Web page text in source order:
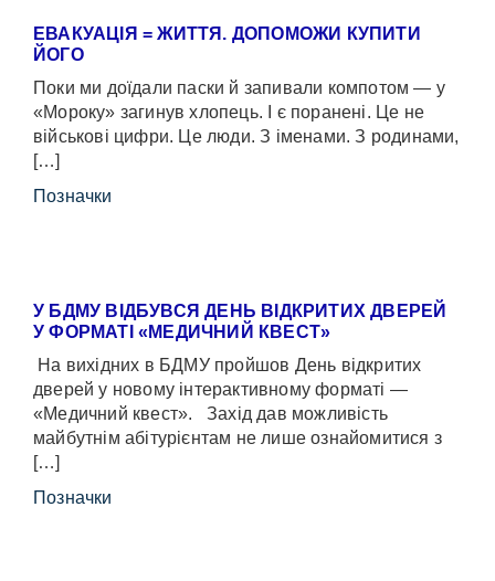
ЕВАКУАЦІЯ = ЖИТТЯ. ДОПОМОЖИ КУПИТИ
ЙОГО
Поки ми доїдали паски й запивали компотом — у
«Мороку» загинув хлопець. І є поранені. Це не
військові цифри. Це люди. З іменами. З родинами,
[…]
Позначки
У БДМУ ВІДБУВСЯ ДЕНЬ ВІДКРИТИХ ДВЕРЕЙ
У ФОРМАТІ «МЕДИЧНИЙ КВЕСТ»
На вихідних в БДМУ пройшов День відкритих
дверей у новому інтерактивному форматі —
«Медичний квест». Захід дав можливість
майбутнім абітурієнтам не лише ознайомитися з
[…]
Позначки